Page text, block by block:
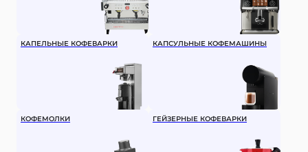
КАПЕЛЬНЫЕ КОФЕВАРКИ КАПСУЛЬНЫЕ КОФЕМАШИНЫ
КОФЕМОЛКИ ГЕЙЗЕРНЫЕ КОФЕВАРКИ